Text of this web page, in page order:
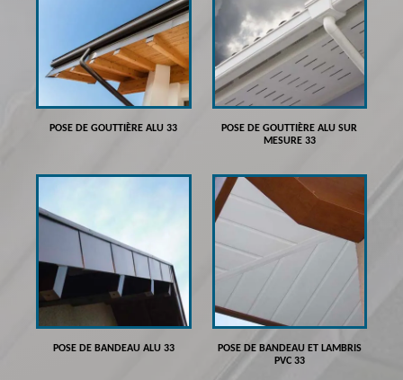
POSE DE GOUTTIÈRE ALU 33
POSE DE GOUTTIÈRE ALU SUR
MESURE 33
POSE DE BANDEAU ALU 33
POSE DE BANDEAU ET LAMBRIS
PVC 33